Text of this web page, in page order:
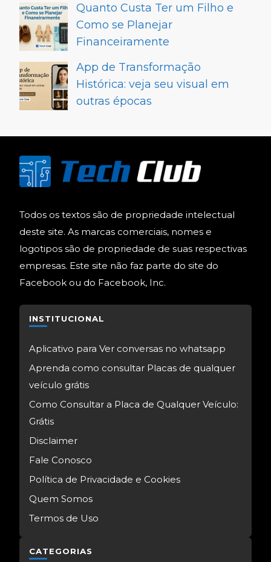
Quanto Custa Ter um Filho e
Como se Planejar
Financeiramente
App de Transformação
Histórica: veja seu visual em
outras épocas
Todos os textos são de propriedade intelectual
deste site. As marcas comerciais, nomes e
logotipos são de propriedade de suas respectivas
empresas. Este site não faz parte do site do
Facebook ou do Facebook, Inc.
INSTITUCIONAL
Aplicativo para Ver conversas no whatsapp
Aprenda como consultar Placas de qualquer
veículo grátis
Como Consultar a Placa de Qualquer Veículo:
Grátis
Disclaimer
Fale Conosco
Política de Privacidade e Cookies
Quem Somos
Termos de Uso
CATEGORIAS